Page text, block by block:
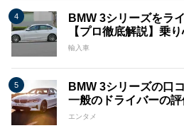
BMW 3シリーズをラ
【プロ徹底解説】乗
輸入車
BMW 3シリーズの口
一般のドライバーの評
エンタメ